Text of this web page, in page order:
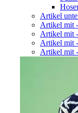
Artikel
Artikel mit
Artikel mit
Artikel mit
Artikel mit